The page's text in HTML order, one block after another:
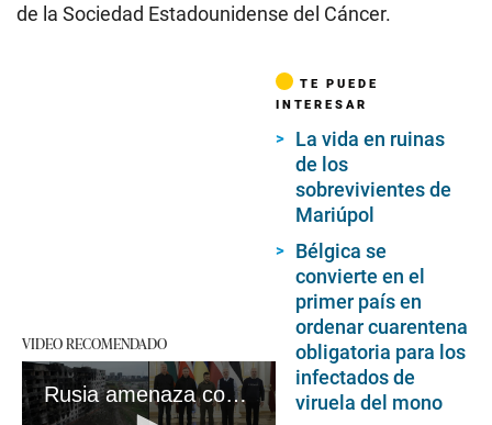
de la Sociedad Estadounidense del Cáncer.
VIDEO RECOMENDADO
Rusia amenaza con bombardear Kiev si Ucrania sigue atacando su territorio
TE PUEDE
INTERESAR
La vida en ruinas
de los
sobrevivientes de
Mariúpol
Bélgica se
convierte en el
primer país en
ordenar cuarentena
obligatoria para los
infectados de
viruela del mono